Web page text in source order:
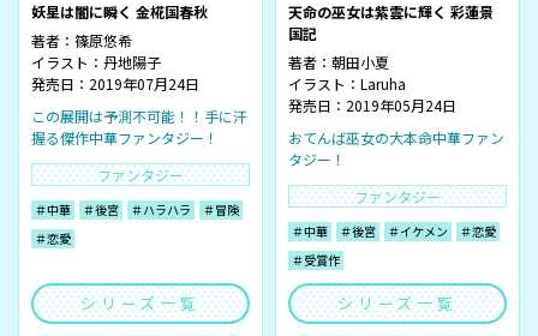
妖星は闇に瞬く 金椛国春秋
著者： 篠原悠希
イラスト： 丹地陽子
発売日：2019年07月24日
この展開は予測不可能！！手に汗
握る傑作中華ファンタジー！
ファンタジー
＃中華 ＃後宮 ＃ハラハラ
＃冒険
＃恋愛
シリーズ一覧
天命の巫女は紫雲に輝く 彩蓮景
国記
著者： 朝田小夏
イラスト： Laruha
発売日：2019年05月24日
おてんば巫女の大本命中華ファン
タジー！
ファンタジー
＃中華 ＃後宮 ＃イケメン
＃恋愛
＃受賞作
シリーズ一覧